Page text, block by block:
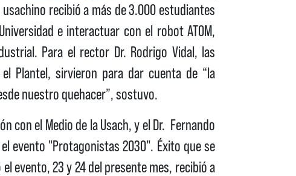
recibió a más de 3.000 estudiantes
e interactuar con el robot ATOM,
Para el rector Dr. Rodrigo Vidal, las
Plantel, sirvieron para dar cuenta de “la
nuestro quehacer”, sostuvo.
con el Medio de la Usach, y el Dr. Fernando
evento "Protagonistas 2030". Éxito que se
evento, 23 y 24 del presente mes, recibió a